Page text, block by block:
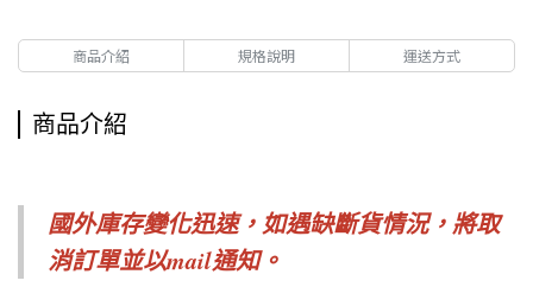
商品介紹 規格說明 運送方式
商品介紹
國外庫存變化迅速，如遇缺斷貨情況， 將取
消訂單並以mail通知。